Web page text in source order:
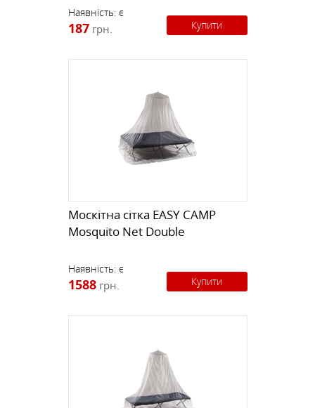
Наявність: є
187 грн. Купити
Москітна сітка EASY CAMP
Mosquito Net Double
Наявність: є
1588 грн. Купити